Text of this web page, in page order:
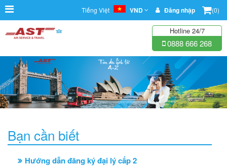
Tiếng Việt VND Đăng nhập (0)
Hotline 24/7
0888 666 268
Bạn cần biết
Hướng dẫn đăng ký đại lý cấp 2